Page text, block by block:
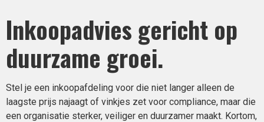
Inkoopadvies gericht op
duurzame groei.
Stel je een inkoopafdeling voor die niet langer alleen de
laagste prijs najaagt of vinkjes zet voor compliance, maar die
een organisatie sterker, veiliger en duurzamer maakt. Kortom,